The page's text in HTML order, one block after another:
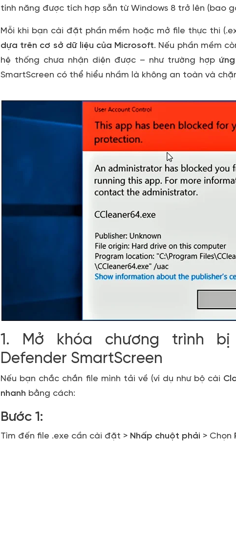
tính năng được tích hợp sẵn từ Windows 8 trở lên (bao
Mỗi khi bạn cài đặt phần mềm hoặc mở file thực thi
dựa trên cơ sở dữ liệu của Microsoft. Nếu phần mềm
hệ thống chưa nhận diện được – như trường hợp
SmartScreen có thể hiểu nhầm là không an toàn và
1. Mở khóa chương trình
Defender SmartScreen
Nếu bạn chắc chắn file mình tải về (ví dụ như bộ cài
nhanh bằng cách:
Bước 1:
Tìm đến file .exe cần cài đặt > Nhấp chuột phải > Chọn